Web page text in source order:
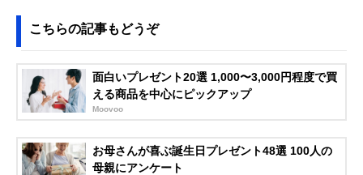
こちらの記事もどうぞ
面白いプレゼント20選 1,000〜3,000円程度で買
える商品を中心にピックアップ
Moovoo
お母さんが喜ぶ誕生日プレゼント48選 100人の
母親にアンケート